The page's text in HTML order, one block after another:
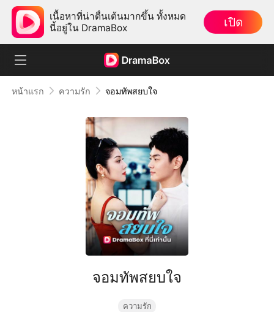
เนื้อหาที่น่าตื่นเต้นมากขึ้น ทั้งหมด
นี้อยู่ใน DramaBox
เปิด
หน้าแรก ความรัก จอมทัพสยบใจ
จอมทัพสยบใจ
ความรัก